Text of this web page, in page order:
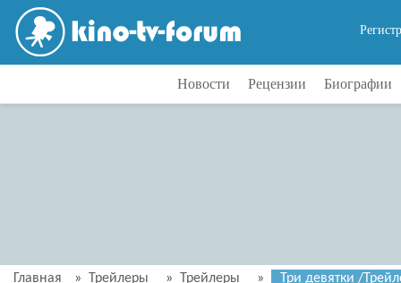
Новости Рецензии Биографии
Главная » Трейлеры » Трейлеры » Три девятки /